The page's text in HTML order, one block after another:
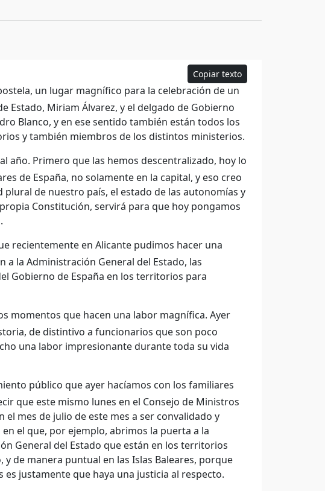
Copiar texto
un lugar magnífico para la celebración de un
Estado, Miriam Álvarez, y el delgado de Gobierno
Blanco, y en ese sentido también están todos los
y también miembros de los distintos ministerios.
año. Primero que las hemos descentralizado, hoy lo
de España, no solamente en la capital, y eso creo
de nuestro país, el estado de las autonomías y
Constitución, servirá para que hoy pongamos
recientemente en Alicante pudimos hacer una
la Administración General del Estado, las
Gobierno de España en los territorios para
momentos que hacen una labor magnífica. Ayer
de distintivo a funcionarios que son poco
una labor impresionante durante toda su vida
público que ayer hacíamos con los familiares
que este mismo lunes en el Consejo de Ministros
mes de julio de este mes a ser convalidado y
el que, por ejemplo, abrimos la puerta a la
General del Estado que están en los territorios
de manera puntual en las Islas Baleares, porque
justamente que haya una justicia al respecto.